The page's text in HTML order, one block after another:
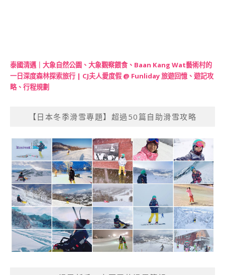
泰國清邁｜大象自然公園、大象觀察餵食、Baan Kang Wat藝術村的
一日深度森林探索旅行 | CJ夫人愛度假 @ Funliday 旅遊回憶、遊記攻
略、行程規劃
【日本冬季滑雪專題】超過50篇自助滑雪攻略